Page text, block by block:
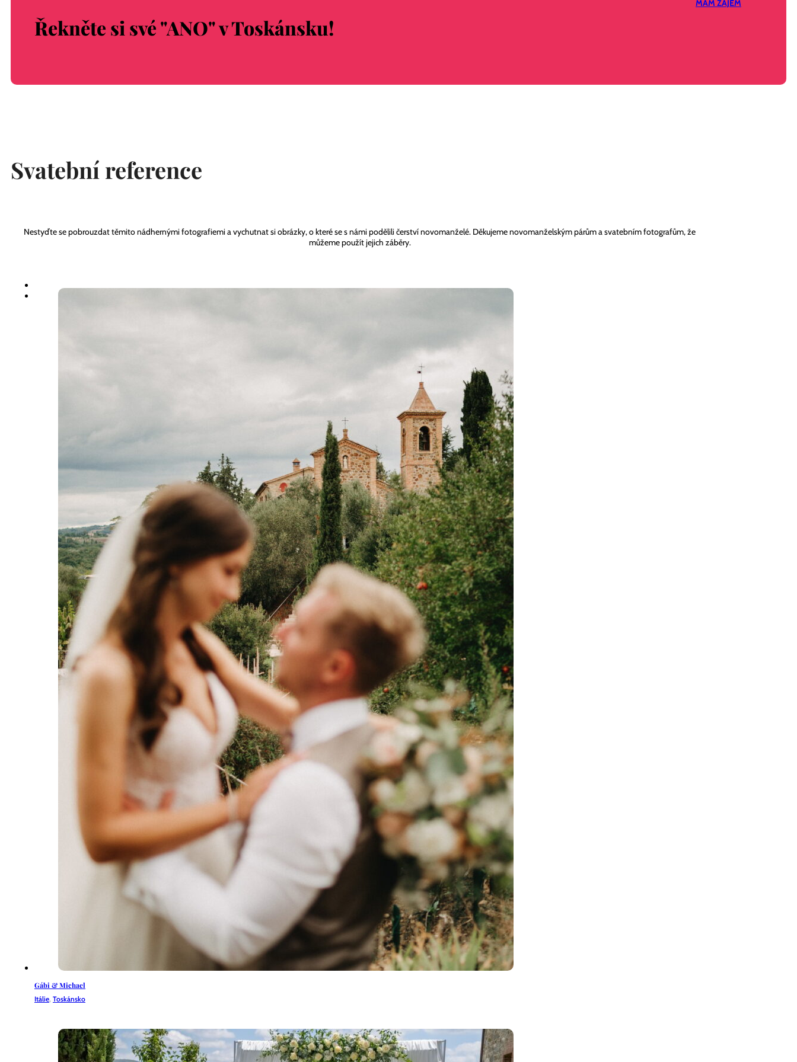
Řekněte si své "ANO" v Toskánsku!
MÁM ZÁJEM
Svatební reference
Nestyďte se pobrouzdat těmito nádhernými fotografiemi a vychutnat si obrázky, o které se s námi podělili čerství novomanželé. Děkujeme novomanželským párům a svatebním fotografům, že
můžeme použít jejich záběry.
Gábi & Michael
Itálie, Toskánsko